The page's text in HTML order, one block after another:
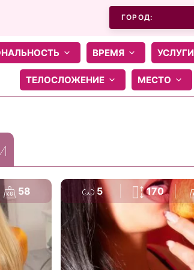
ГОРОД:
ВРЕМЯ УСЛУГИ
ТЕЛОСЛОЖЕНИЕ МЕСТО
58 5 170